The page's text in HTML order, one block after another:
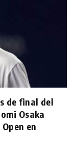
de final del
Osaka
en